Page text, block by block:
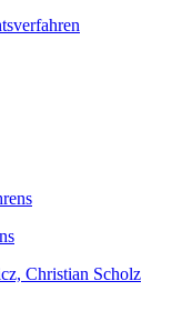
Christian Scholz